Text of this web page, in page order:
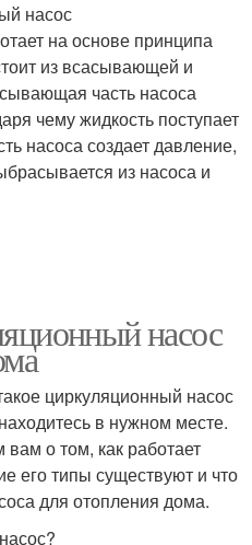
насос
на основе принципа
из всасывающей и
часть насоса
чему жидкость поступает
насоса создает давление,
из насоса и
насос
циркуляционный насос
в нужном месте.
о том, как работает
его типы существуют и что
для отопления дома.